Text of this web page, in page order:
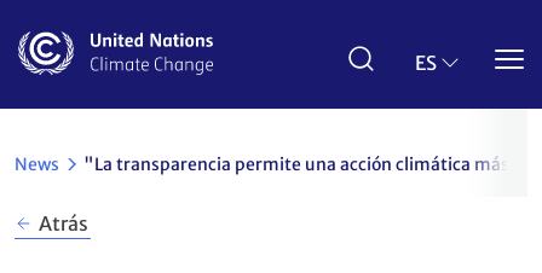
contenido
ES
News "La transparencia permite una acción climática más
Atrás